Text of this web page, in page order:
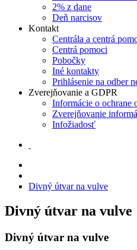
2% z dane
Deň narcisov
Kontakt
Centrála a centrá
Centrá pomoci
Pobočky
Iné kontakty
Prihlásenie na odber
Zverejňovanie a GDPR
Informácie o ochrane
Zverejňovanie
Infožiadosť
Divný útvar na vulve
Divný útvar na vulve
Divný útvar na vulve